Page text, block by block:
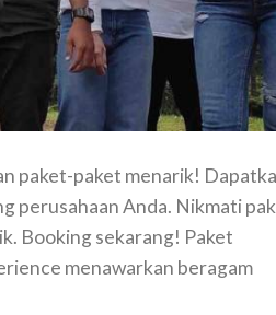
paket-paket menarik!
perusahaan Anda. Nikmati
Booking sekarang! Paket
menawarkan beragam